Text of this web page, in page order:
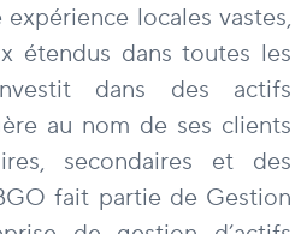
locales vastes,
étendus dans toutes les
dans des actifs
au nom de ses clients
secondaires et des
fait partie de Gestion